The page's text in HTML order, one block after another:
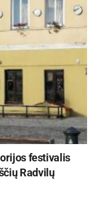
festivalis
Radvilų